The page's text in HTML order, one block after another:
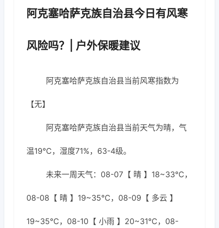
阿克塞哈萨克族自治县今日有风寒
风险吗？| 户外保暖建议
阿克塞哈萨克族自治县当前风寒指数为
【无】
阿克塞哈萨克族自治县当前天气为晴，气
温19℃，湿度71%，63-4级。
未来一周天气：08-07【 晴 】18~33℃，
08-08【 晴 】19~35℃，08-09【 多云 】
19~35℃，08-10【 小雨 】20~31℃，08-